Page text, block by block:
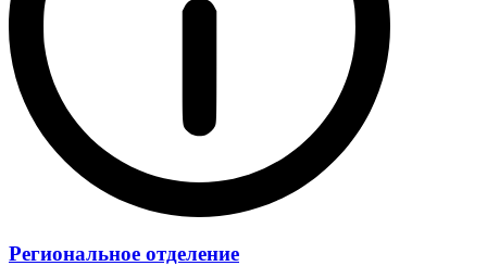
Региональное отделение